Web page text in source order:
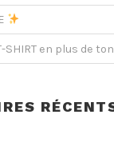
T-SHIRT en plus de